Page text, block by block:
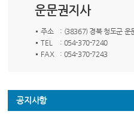
운문권지사
주소
: (38367) 경북 청도군 운
TEL
: 054-370-7240
FAX
: 054-370-7243
공지사항